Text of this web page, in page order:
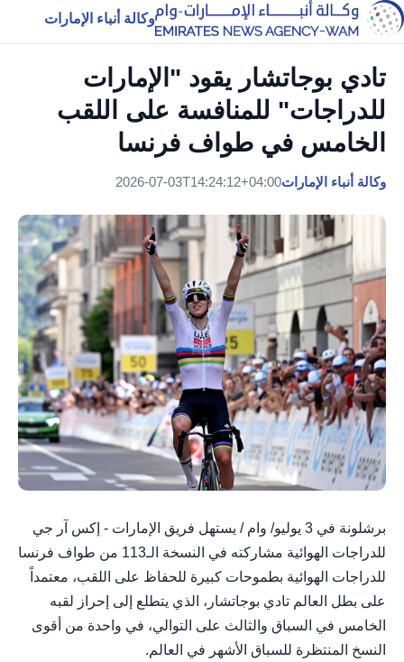
وكالة أنباء الإمارات
تادي بوجاتشار يقود "الإمارات
للدراجات" للمنافسة على اللقب
الخامس في طواف فرنسا
وكالة أنباء الإمارات2026-07-03T14:24:12+04:00
برشلونة في 3 يوليو/ وام / يستهل فريق الإمارات - إكس آر جي
للدراجات الهوائية مشاركته في النسخة الـ113 من طواف فرنسا
للدراجات الهوائية بطموحات كبيرة للحفاظ على اللقب، معتمداً
على بطل العالم تادي بوجاتشار، الذي يتطلع إلى إحراز لقبه
الخامس في السباق والثالث على التوالي، في واحدة من أقوى
النسخ المنتظرة للسباق الأشهر في العالم.